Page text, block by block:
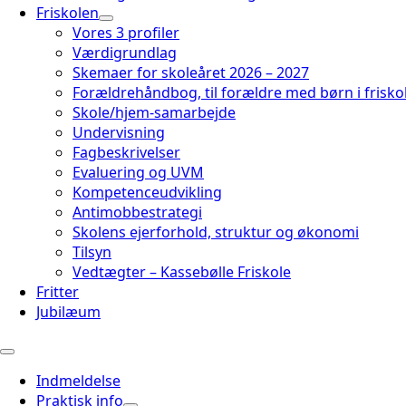
Friskolen
Vores 3 profiler
Værdigrundlag
Skemaer for skoleåret 2026 – 2027
Forældrehåndbog, til forældre med børn i
Skole/hjem-samarbejde
Undervisning
Fagbeskrivelser
Evaluering og UVM
Kompetenceudvikling
Antimobbestrategi
Skolens ejerforhold, struktur og økonomi
Tilsyn
Vedtægter – Kassebølle Friskole
Fritter
Jubilæum
Indmeldelse
Praktisk info